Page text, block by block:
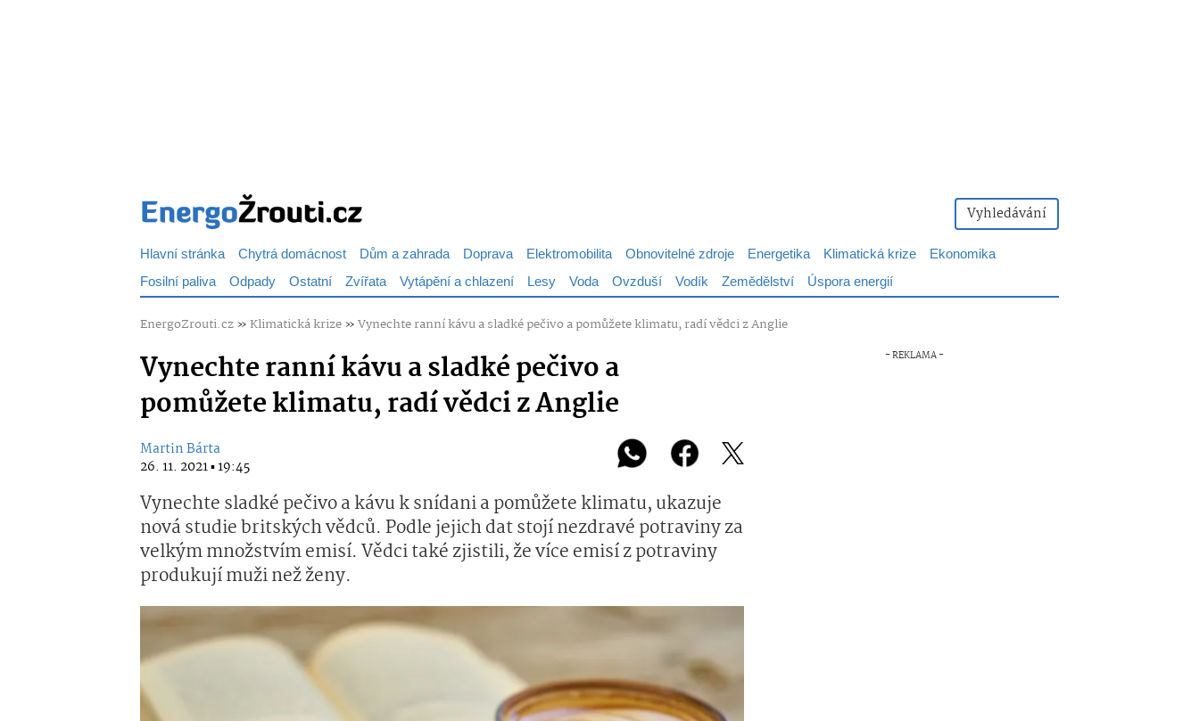
Vyhledávání
Hlavní stránka Chytrá domácnost Dům a zahrada Doprava Elektromobilita Obnovitelné zdroje Energetika Klimatická krize
Ekonomika
Fosilní paliva Odpady Ostatní Zvířata Vytápění a chlazení Lesy Voda Ovzduší Vodík Zemědělství Úspora energií
EnergoZrouti.cz»Klimatická krize»Vynechte ranní kávu a sladké pečivo a pomůžete klimatu, radí vědci z Anglie
Vynechte ranní kávu a sladké pečivo a
pomůžete klimatu, radí vědci z Anglie
Martin Bárta
26. 11. 2021 ▪ 19:45
Vynechte sladké pečivo a kávu k snídani a pomůžete klimatu, ukazuje
nová studie britských vědců. Podle jejich dat stojí nezdravé potraviny za
velkým množstvím emisí. Vědci také zjistili, že více emisí z potraviny
produkují muži než ženy.